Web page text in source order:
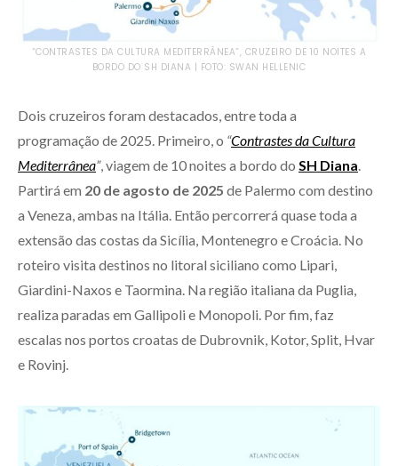
“CONTRASTES DA CULTURA MEDITERRÂNEA”, CRUZEIRO DE 10 NOITES A
BORDO DO SH DIANA | FOTO: SWAN HELLENIC
Dois cruzeiros foram destacados, entre toda a
programação de 2025. Primeiro, o “Contrastes da Cultura
Mediterrânea”, viagem de 10 noites a bordo do SH Diana.
Partirá em 20 de agosto de 2025 de Palermo com destino
a Veneza, ambas na Itália. Então percorrerá quase toda a
extensão das costas da Sicília, Montenegro e Croácia. No
roteiro visita destinos no litoral siciliano como Lipari,
Giardini-Naxos e Taormina. Na região italiana da Puglia,
realiza paradas em Gallipoli e Monopoli. Por fim, faz
escalas nos portos croatas de Dubrovnik, Kotor, Split, Hvar
e Rovinj.